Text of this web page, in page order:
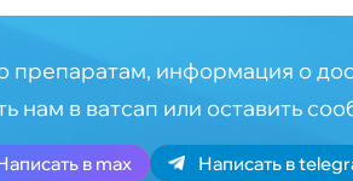
препаратам, информация о
нам в ватсап или оставить
в max Написать в